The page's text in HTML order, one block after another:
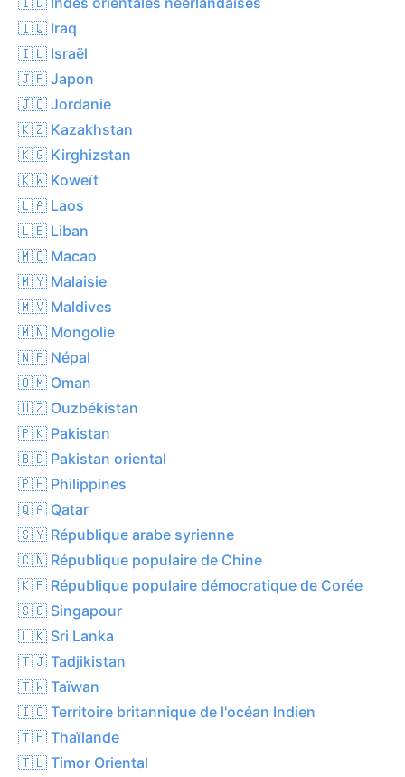
🇮🇶 Iraq
🇮🇱 Israël
🇯🇵 Japon
🇯🇴 Jordanie
🇰🇿 Kazakhstan
🇰🇬 Kirghizstan
🇰🇼 Koweït
🇱🇦 Laos
🇱🇧 Liban
🇲🇴 Macao
🇲🇾 Malaisie
🇲🇻 Maldives
🇲🇳 Mongolie
🇳🇵 Népal
🇴🇲 Oman
🇺🇿 Ouzbékistan
🇵🇰 Pakistan
🇧🇩 Pakistan oriental
🇵🇭 Philippines
🇶🇦 Qatar
🇸🇾 République arabe syrienne
🇨🇳 République populaire de Chine
🇰🇵 République populaire démocratique de Corée
🇸🇬 Singapour
🇱🇰 Sri Lanka
🇹🇯 Tadjikistan
🇹🇼 Taïwan
🇮🇴 Territoire britannique de l'océan Indien
🇹🇭 Thaïlande
🇹🇱 Timor Oriental